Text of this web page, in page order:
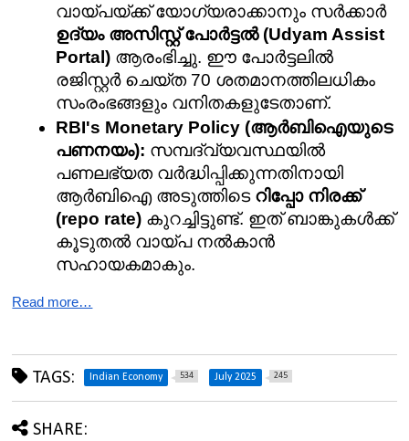
വായ്പയ്ക്ക് യോഗ്യരാക്കാനും സർക്കാർ
ഉദ്യം അസിസ്റ്റ് പോർട്ടൽ (Udyam Assist
Portal) ആരംഭിച്ചു. ഈ പോർട്ടലിൽ
രജിസ്റ്റർ ചെയ്ത 70 ശതമാനത്തിലധികം
സംരംഭങ്ങളും വനിതകളുടേതാണ്.
RBI's Monetary Policy (ആർബിഐയുടെ
പണനയം): സമ്പദ്‌വ്യവസ്ഥയിൽ
പണലഭ്യത വർദ്ധിപ്പിക്കുന്നതിനായി
ആർബിഐ അടുത്തിടെ റിപ്പോ നിരക്ക്
(repo rate) കുറച്ചിട്ടുണ്ട്. ഇത് ബാങ്കുകൾക്ക്
കൂടുതൽ വായ്പ നൽകാൻ
സഹായകമാകും.
Read more…
TAGS: Indian Economy 534 July 2025 245
SHARE: